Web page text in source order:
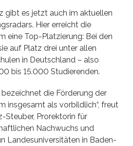
gibt es jetzt auch im aktuellen
Hier erreicht die
eine Top-Platzierung: Bei den
auf Platz drei unter allen
in Deutschland – also
bis 15.000 Studierenden.
bezeichnet die Förderung der
insgesamt als vorbildlich“, freut
Steuber, Prorektorin für
Nachwuchs und
Landesuniversitäten in Baden-